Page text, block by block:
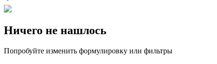
Ничего не нашлось
Попробуйте изменить формулировку или фильтры